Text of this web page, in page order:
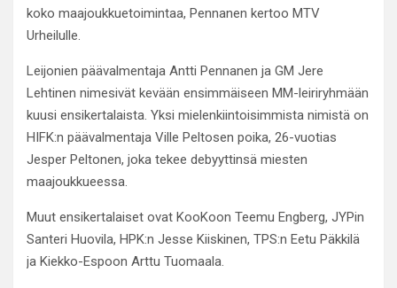
koko maajoukkuetoimintaa, Pennanen kertoo MTV
Urheilulle.
Leijonien päävalmentaja Antti Pennanen ja GM Jere
Lehtinen nimesivät kevään ensimmäiseen MM-leiriryhmään
kuusi ensikertalaista. Yksi mielenkiintoisimmista nimistä on
HIFK:n päävalmentaja Ville Peltosen poika, 26-vuotias
Jesper Peltonen, joka tekee debyyttinsä miesten
maajoukkueessa.
Muut ensikertalaiset ovat KooKoon Teemu Engberg, JYPin
Santeri Huovila, HPK:n Jesse Kiiskinen, TPS:n Eetu Päkkilä
ja Kiekko-Espoon Arttu Tuomaala.